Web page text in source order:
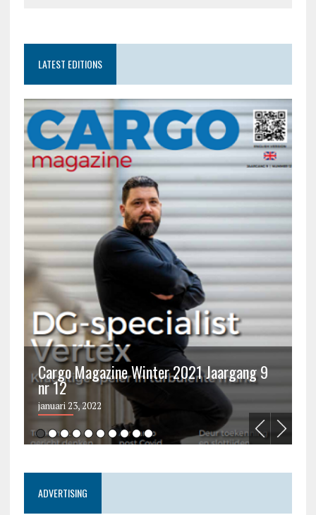
LATEST EDITIONS
Cargo Magazine Winter 2021 Jaargang 9
nr 12
januari 23, 2022
ADVERTISING